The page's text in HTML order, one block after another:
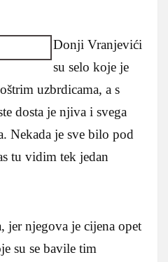
Donji Vranjevići
su selo koje je
uzbrdicama, a s
dosta je njiva i svega
Nekada je sve bilo pod
tu vidim tek jedan
jer njegova je cijena opet
su se bavile tim